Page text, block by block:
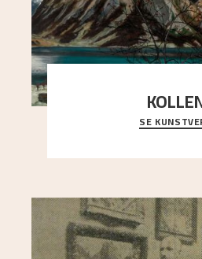
Et ruvende fjell dominerer
sterk kontrast til det
SE